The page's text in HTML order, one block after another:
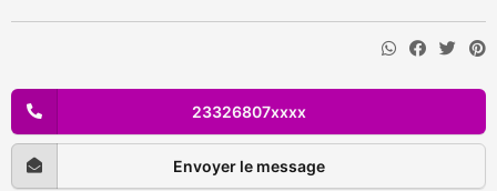
23326807xxxx
Envoyer le message